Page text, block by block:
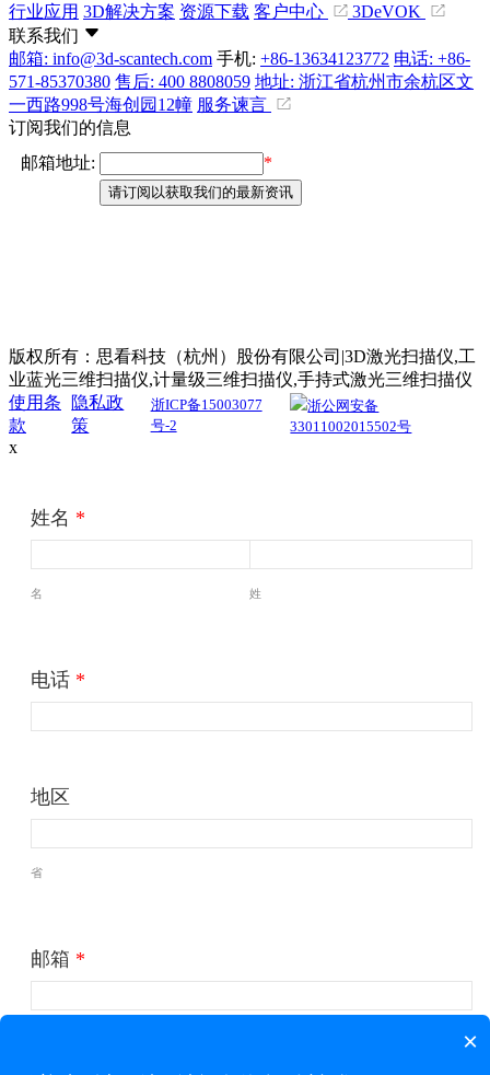
行业应用 3D解决方案 资源下载 客户中心
3DeVOK
联系我们
邮箱: info@3d-scantech.com 手机: +86-13634123772 电话: +86-
571-85370380 售后: 400 8808059 地址: 浙江省杭州市余杭区文
一西路998号海创园12幢 服务谏言
订阅我们的信息
版权所有：思看科技（杭州）股份有限公司|3D激光扫描仪,工
业蓝光三维扫描仪,计量级三维扫描仪,手持式激光三维扫描仪
使用条
款
隐私政
策
浙ICP备15003077
号-2
浙公网安备
33011002015502号
x
姓名 *
名 姓
电话 *
地区
省
邮箱 *
×